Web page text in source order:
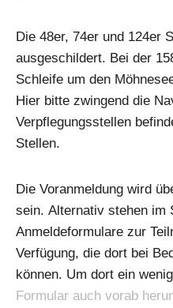
Die 48er, 74er und 124er
ausgeschildert. Bei der
Schleife um den
Hier bitte zwingend die
Verpflegungsstellen
Stellen.
Die Voranmeldung wird
sein. Alternativ stehen im
Anmeldeformulare zur
Verfügung, die dort bei
können. Um dort ein
Formular auch vorab